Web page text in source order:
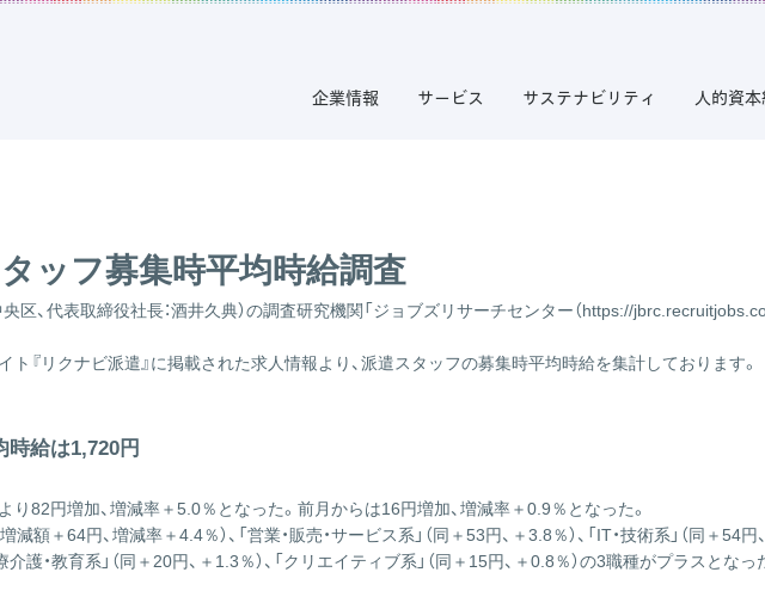
ッフ募集時平均時給調査
区、代表取締役社長：酒井久典）の調査研究機関「ジョブズリサーチセンター（https://
『リクナビ派遣』に掲載された求人情報より、派遣スタッフの募集時平均時給を集計しております。
時給は1,720円
82円増加、増減率＋5.0％となった。前月からは16円増加、増減率＋0.9％となった。
額＋64円、増減率＋4.4％）、「営業・販売・サービス系」（同＋53円、＋3.8％）、「IT・技術系」（同＋54
護・教育系」（同＋20円、＋1.3％）、「クリエイティブ系」（同＋15円、＋0.8％）の3職種がプラスとなっ
企業情報 サービス サステナビリティ 人的資